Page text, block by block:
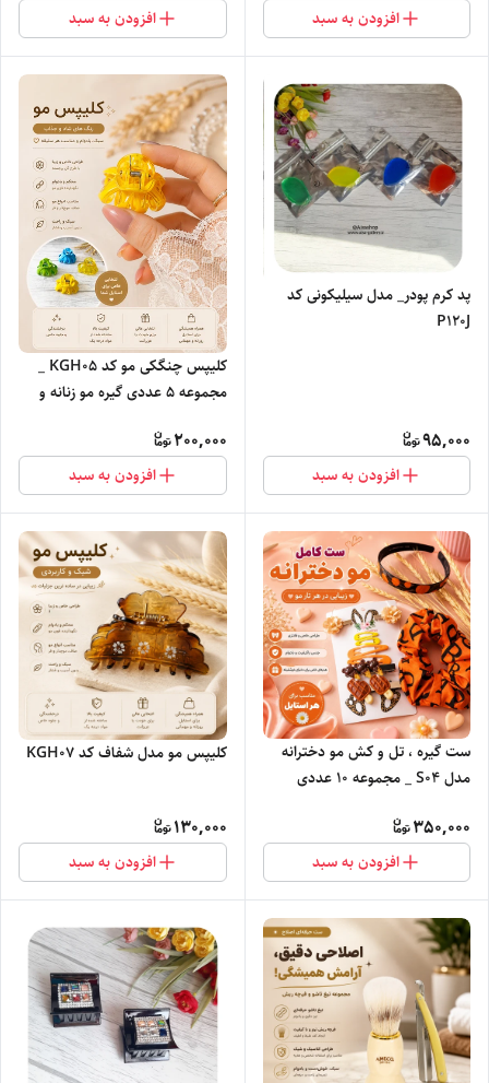
افزودن به سبد افزودن به سبد
پد کرم پودر_ مدل سیلیکونی کد
P120J
95,000
افزودن به سبد
کلیپس چنگکی مو کد KGH0۵ _
مجموعه ۵ عددی گیره مو زنانه و
200,000
افزودن به سبد
ست گیره ، تل و کش مو دخترانه
مدل S0۴ _ مجموعه ۱۰ عددی
350,000
افزودن به سبد
کلیپس مو مدل شفاف کد KGH0۷
130,000
افزودن به سبد